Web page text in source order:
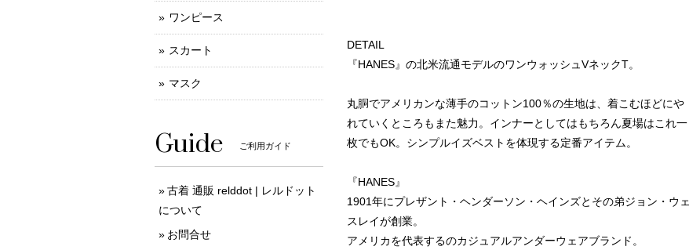
DETAIL
『HANES』の北米流通モデルのワンウォッシュVネックT。
丸胴でアメリカンな薄手のコットン100％の生地は、着こむほどにや
れていくところもまた魅力。インナーとしてはもちろん夏場はこれ一
枚でもOK。シンプルイズベストを体現する定番アイテム。
『HANES』
1901年にプレザント・ヘンダーソン・ヘインズとその弟ジョン・ウェ
スレイが創業。
アメリカを代表するのカジュアルアンダーウェアブランド。
ワンピース
スカート
マスク
Guide ご利用ガイド
古着 通販 relddot | レルドット
について
お問合せ